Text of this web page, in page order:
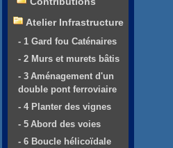
Atelier Infrastructure
- 1 Gard fou Caténaires
- 2 Murs et murets bâtis
- 3 Aménagement d'un
double pont ferroviaire
- 4 Planter des vignes
- 5 Abord des voies
- 6 Boucle hélicoïdale